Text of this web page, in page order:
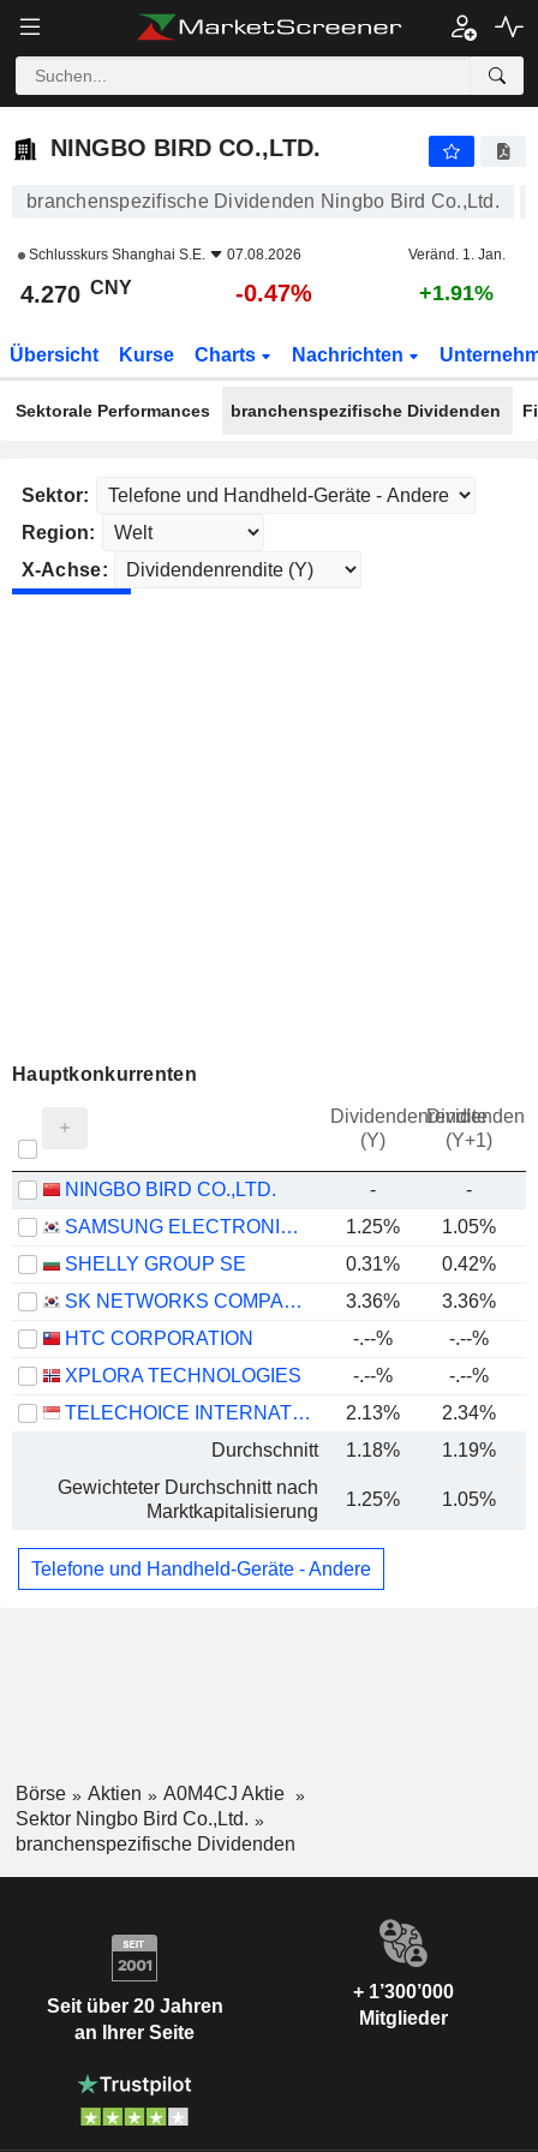
NINGBO BIRD CO.,LTD.
NINGBO BIRD CO.,LTD.
branchenspezifische Dividenden Ningbo Bird Co.,Ltd.
Schlusskurs Shanghai S.E. 07.08.2026 Veränd. 1. Jan.
4.270 CNY -0.47% +1.91%
Übersicht Kurse Charts Nachrichten
Sektorale Performances branchenspezifische Dividenden
Sektor:
Region:
X-Achse:
Hauptkonkurrenten
Dividendenrendite
(Y)
(Y+1)
NINGBO BIRD CO.,LTD. -
-
SAMSUNG ELECTRONICS CO., LTD.
1.25%
1.05%
SHELLY GROUP SE
0.31% 0.42%
SK NETWORKS COMPANY LIMITED
3.36% 3.36%
HTC CORPORATION
-.--%
-.--%
XPLORA TECHNOLOGIES
-.--% -.--%
TELECHOICE INTERNATIONAL LIMITED
2.13% 2.34%
Durchschnitt
1.18% 1.19%
Gewichteter Durchschnitt nach
Marktkapitalisierung
1.25% 1.05%
Telefone und Handheld-Geräte - Andere
Börse Aktien
A0M4CJ Aktie
Sektor Ningbo Bird Co.,Ltd.
branchenspezifische Dividenden
Seit über 20 Jahren
an Ihrer Seite
+ 1’300’000
Mitglieder